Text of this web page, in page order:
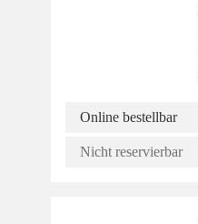
Online bestellbar
Nicht reservierbar